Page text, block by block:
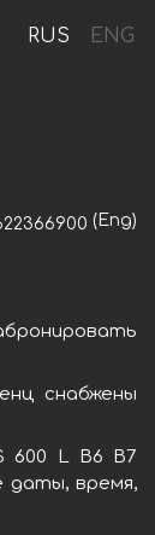
RUS ENG
(Eng)
снабжены
600 L B6 B7
даты, время,